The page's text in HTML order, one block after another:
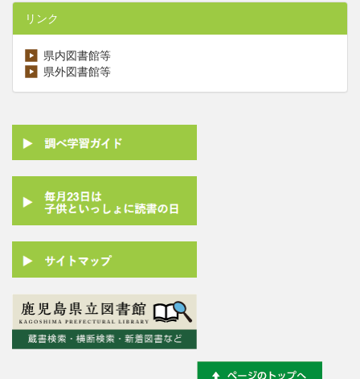
リンク
県内図書館等
県外図書館等